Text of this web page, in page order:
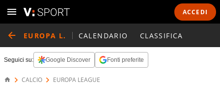
ACCEDI
EUROPA L. CALENDARIO CLASSIFICA
Seguici su: Google Discover Fonti preferite
CALCIO EUROPA LEAGUE